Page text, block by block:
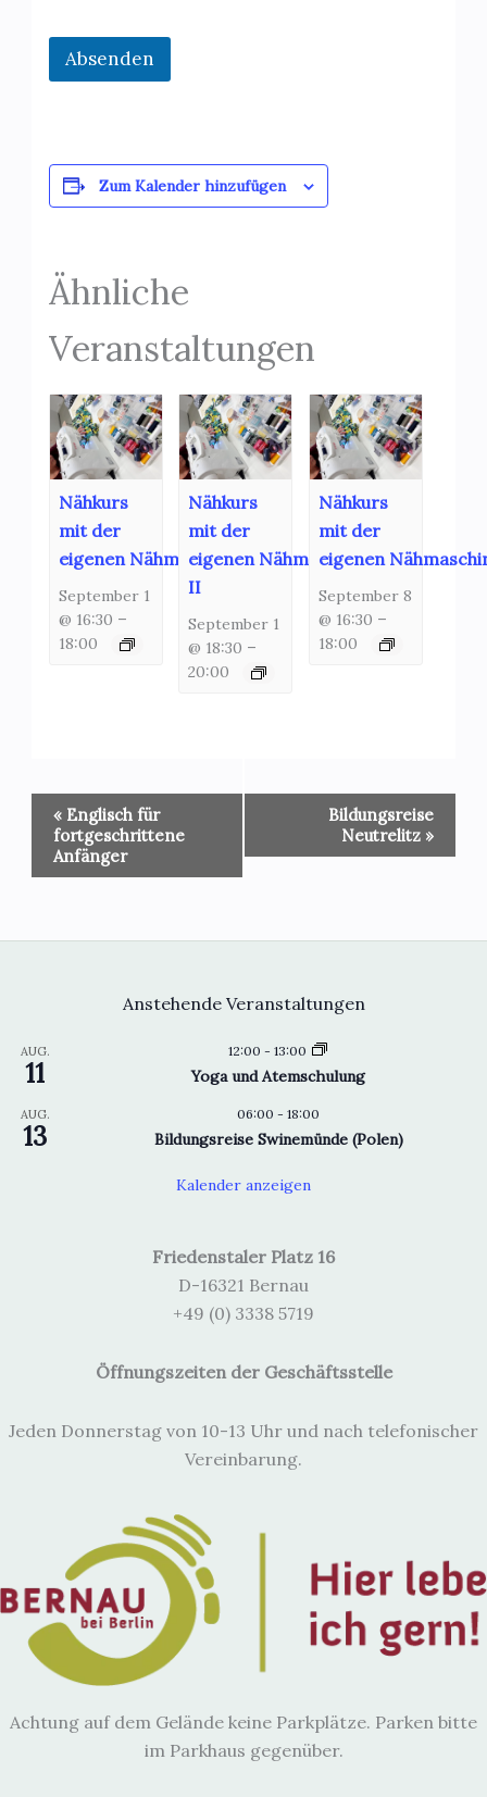
Absenden
Zum Kalender hinzufügen
Ähnliche
Veranstaltungen
Nähkurs
mit der
eigenen Nähmaschine
September 1
@ 16:30 –
18:00
Nähkurs
mit der
eigenen Nähmaschine
II
September 1
@ 18:30 –
20:00
Nähkurs
mit der
eigenen
September 8
@ 16:30 –
18:00
Veranstaltung-
Navigation
«Englisch für
fortgeschrittene
Anfänger
Bildungsreise
Neutrelitz »
Anstehende Veranstaltungen
AUG.
11
12:00 - 13:00
Yoga und Atemschulung
AUG.
13
06:00 - 18:00
Bildungsreise Swinemünde (Polen)
Kalender anzeigen
Friedenstaler Platz 16
D-16321 Bernau
+49 (0) 3338 5719
Öffnungszeiten der Geschäftsstelle
Jeden Donnerstag von 10-13 Uhr und nach telefonischer
Vereinbarung.
Achtung auf dem Gelände keine Parkplätze. Parken bitte
im Parkhaus gegenüber.